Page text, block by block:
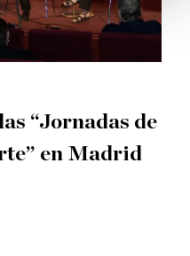
“Jornadas de
en Madrid